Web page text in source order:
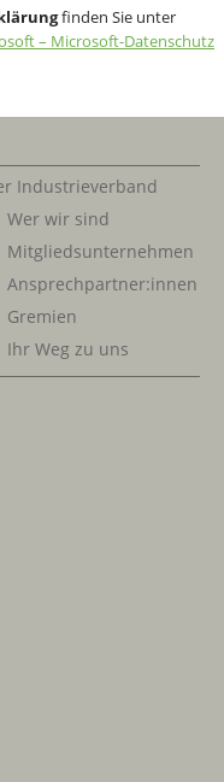
finden Sie unter
– Microsoft-Datenschutz
Industrieverband
Wer wir sind
Mitgliedsunternehmen
Ansprechpartner:innen
Gremien
Ihr Weg zu uns